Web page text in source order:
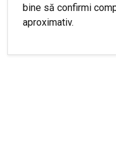
bine să confirmi
aproximativ.